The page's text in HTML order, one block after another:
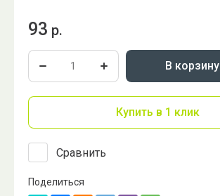
93 р.
В корзину
Купить в 1 клик
Сравнить
Поделиться